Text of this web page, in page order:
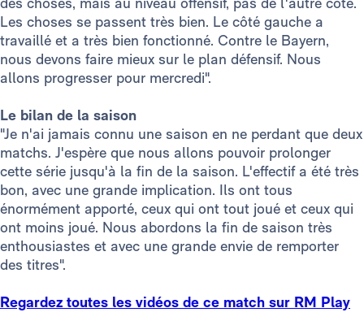
Les choses se passent très bien. Le côté gauche a
travaillé et a très bien fonctionné. Contre le Bayern,
nous devons faire mieux sur le plan défensif. Nous
allons progresser pour mercredi".
Le bilan de la saison
"Je n'ai jamais connu une saison en ne perdant que deux
matchs. J'espère que nous allons pouvoir prolonger
cette série jusqu'à la fin de la saison. L'effectif a été très
bon, avec une grande implication. Ils ont tous
énormément apporté, ceux qui ont tout joué et ceux qui
ont moins joué. Nous abordons la fin de saison très
enthousiastes et avec une grande envie de remporter
des titres".
Regardez toutes les vidéos de ce match sur RM Play